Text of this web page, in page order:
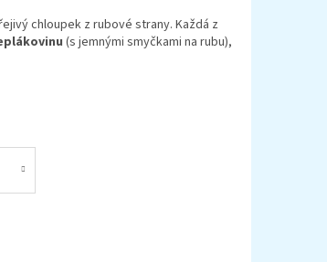
chloupek z rubové strany. Každá z
(s jemnými smyčkami na rubu),